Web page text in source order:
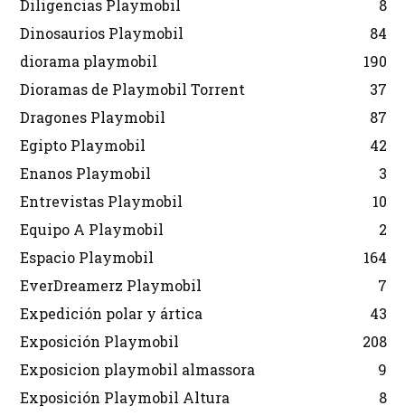
Diligencias Playmobil
8
Dinosaurios Playmobil
84
diorama playmobil
190
Dioramas de Playmobil Torrent
37
Dragones Playmobil
87
Egipto Playmobil
42
Enanos Playmobil
3
Entrevistas Playmobil
10
Equipo A Playmobil
2
Espacio Playmobil
164
EverDreamerz Playmobil
7
Expedición polar y ártica
43
Exposición Playmobil
208
Exposicion playmobil almassora
9
Exposición Playmobil Altura
8